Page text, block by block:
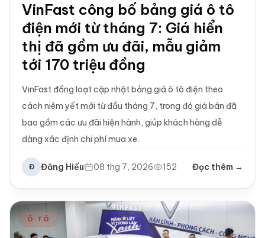
VinFast công bố bảng giá ô tô
điện mới từ tháng 7: Giá hiển
thị đã gồm ưu đãi, mẫu giảm
tới 170 triệu đồng
VinFast đồng loạt cập nhật bảng giá ô tô điện theo
cách niêm yết mới từ đầu tháng 7, trong đó giá bán đã
bao gồm các ưu đãi hiện hành, giúp khách hàng dễ
dàng xác định chi phí mua xe.
Đ Đăng Hiếu 08 thg 7, 2026 152 Đọc thêm →
Ô TÔ